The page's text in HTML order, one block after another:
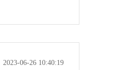
2023-06-26 10:40:19